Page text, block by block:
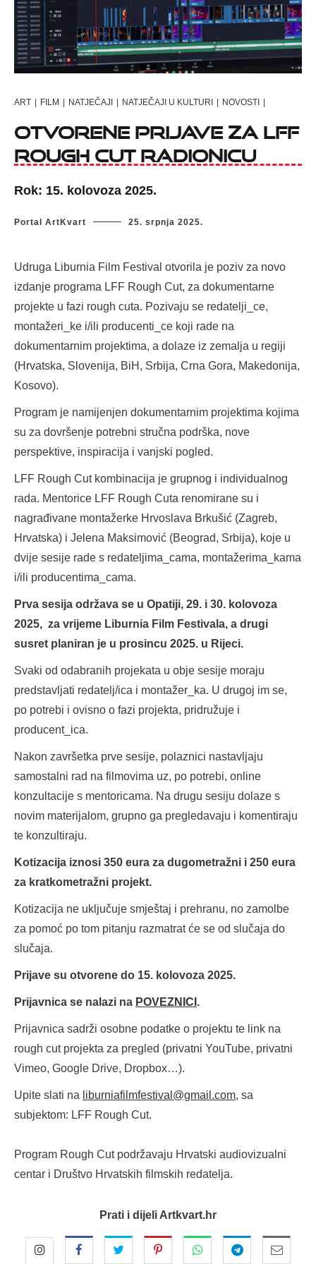
ART | FILM | NATJEČAJI | NATJEČAJI U KULTURI | NOVOSTI |
Otvorene prijave za LFF
Rough Cut radionicu
Rok: 15. kolovoza 2025.
Portal ArtKvart 25. srpnja 2025.
Udruga Liburnia Film Festival otvorila je poziv za novo
izdanje programa LFF Rough Cut, za dokumentarne
projekte u fazi rough cuta. Pozivaju se redatelji_ce,
montažeri_ke i/ili producenti_ce koji rade na
dokumentarnim projektima, a dolaze iz zemalja u regiji
(Hrvatska, Slovenija, BiH, Srbija, Crna Gora, Makedonija,
Kosovo).
Program je namijenjen dokumentarnim projektima kojima
su za dovršenje potrebni stručna podrška, nove
perspektive, inspiracija i vanjski pogled.
LFF Rough Cut kombinacija je grupnog i individualnog
rada. Mentorice LFF Rough Cuta renomirane su i
nagrađivane montažerke Hrvoslava Brkušić (Zagreb,
Hrvatska) i Jelena Maksimović (Beograd, Srbija), koje u
dvije sesije rade s redateljima_cama, montažerima_kama
i/ili producentima_cama.
Prva sesija održava se u Opatiji, 29. i 30. kolovoza
2025, za vrijeme Liburnia Film Festivala, a drugi
susret planiran je u prosincu 2025. u Rijeci.
Svaki od odabranih projekata u obje sesije moraju
predstavljati redatelj/ica i montažer_ka. U drugoj im se,
po potrebi i ovisno o fazi projekta, pridružuje i
producent_ica.
Nakon završetka prve sesije, polaznici nastavljaju
samostalni rad na filmovima uz, po potrebi, online
konzultacije s mentoricama. Na drugu sesiju dolaze s
novim materijalom, grupno ga pregledavaju i komentiraju
te konzultiraju.
Kotizacija iznosi 350 eura za dugometražni i 250 eura
za kratkometražni projekt.
Kotizacija ne uključuje smještaj i prehranu, no zamolbe
za pomoć po tom pitanju razmatrat će se od slučaja do
slučaja.
Prijave su otvorene do 15. kolovoza 2025.
Prijavnica se nalazi na POVEZNICI .
Prijavnica sadrži osobne podatke o projektu te link na
rough cut projekta za pregled (privatni YouTube, privatni
Vimeo, Google Drive, Dropbox…).
Upite slati na liburniafilmfestival@gmail.com, sa
subjektom: LFF Rough Cut.
Program Rough Cut podržavaju Hrvatski audiovizualni
centar i Društvo Hrvatskih filmskih redatelja.
Prati i dijeli Artkvart.hr